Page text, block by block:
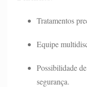
Tratamentos
Equipe
Possibilidade
segurança.